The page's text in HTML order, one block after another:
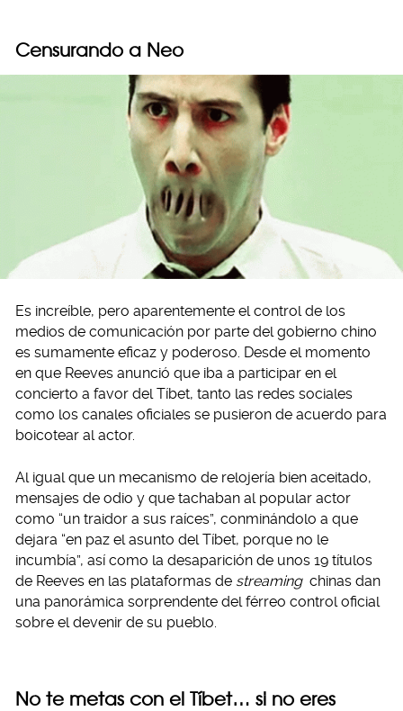
Censurando a Neo
Es increíble, pero aparentemente el control de los
medios de comunicación por parte del gobierno chino
es sumamente eficaz y poderoso. Desde el momento
en que Reeves anunció que iba a participar en el
concierto a favor del Tíbet, tanto las redes sociales
como los canales oficiales se pusieron de acuerdo para
boicotear al actor.
Al igual que un mecanismo de relojería bien aceitado,
mensajes de odio y que tachaban al popular actor
como “un traidor a sus raíces”, conminándolo a que
dejara “en paz el asunto del Tíbet, porque no le
incumbía”, así como la desaparición de unos 19 títulos
de Reeves en las plataformas de streaming chinas dan
una panorámica sorprendente del férreo control oficial
sobre el devenir de su pueblo.
No te metas con el Tíbet… si no eres